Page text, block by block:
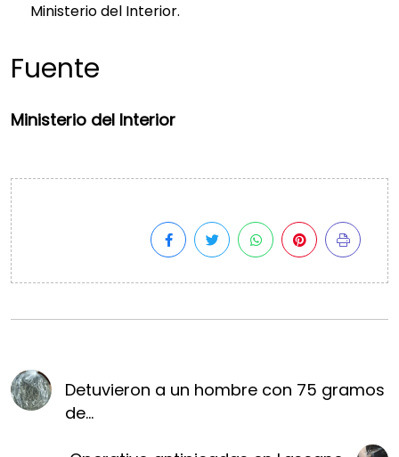
Ministerio del Interior.
Fuente
Ministerio del Interior
Detuvieron a un hombre con 75 gramos
de...